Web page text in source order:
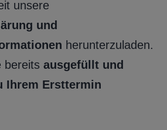
unsere
und
herunterzuladen.
bereits ausgefüllt und
Ihrem Ersttermin